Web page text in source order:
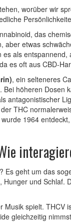
worüber wir
das
aber etwas
als
es oft aus CBD-
, ein selteneres
. Bei höheren Dosen
antagonistischer
THC
1964
Es geht um das
und Schlaf.
spielt. THCV
gleichzeitig